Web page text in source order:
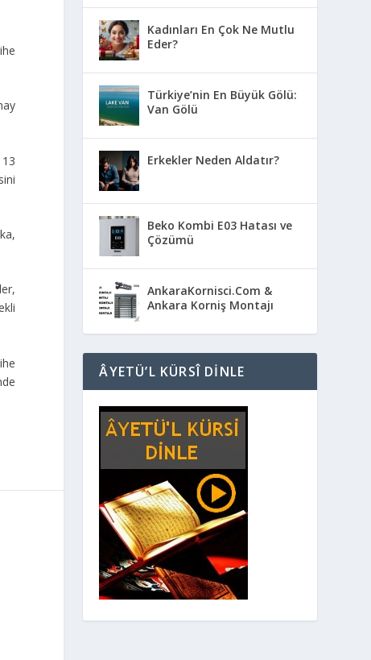
Kadınları En Çok Ne Mutlu
Eder?
Türkiye’nin En Büyük Gölü:
Van Gölü
Erkekler Neden Aldatır?
Beko Kombi E03 Hatası ve
Çözümü
AnkaraKornisci.Com &
Ankara Korniş Montajı
ÂYETÜ’L KÜRSÎ DINLE